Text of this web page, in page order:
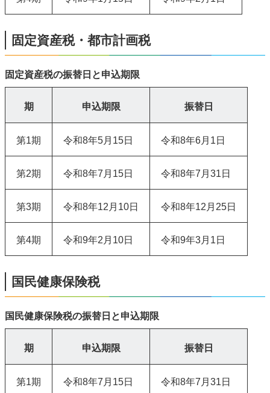
固定資産税・都市計画税
固定資産税の振替日と申込期限
期 申込期限 振替日
第1期 令和8年5月15日 令和8年6月1日
第2期 令和8年7月15日 令和8年7月31日
第3期 令和8年12月10日 令和8年12月25日
第4期 令和9年2月10日 令和9年3月1日
国民健康保険税
国民健康保険税の振替日と申込期限
期 申込期限 振替日
第1期 令和8年7月15日 令和8年7月31日